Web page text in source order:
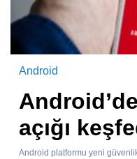
Android
açığı
Android platformu yeni